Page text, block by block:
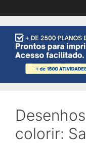
colorir: